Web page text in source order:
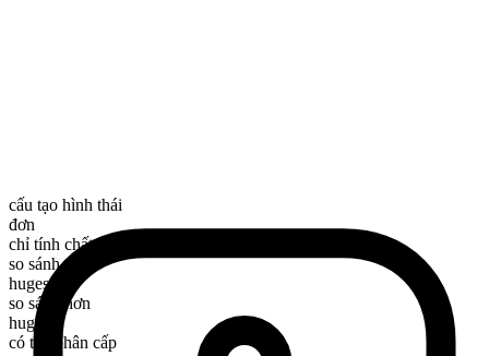
cấu tạo hình thái
đơn
chỉ tính chất
so sánh nhất
hugest
so sánh hơn
huger
có thể phân cấp